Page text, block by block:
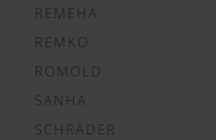
REMEHA
REMKO
ROMOLD
SANHA
SCHRÄDER